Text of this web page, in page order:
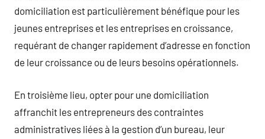
domiciliation est particulièrement bénéfique pour les
jeunes entreprises et les entreprises en croissance,
requérant de changer rapidement d’adresse en fonction
de leur croissance ou de leurs besoins opérationnels.
En troisième lieu, opter pour une domiciliation
affranchit les entrepreneurs des contraintes
administratives liées à la gestion d’un bureau, leur